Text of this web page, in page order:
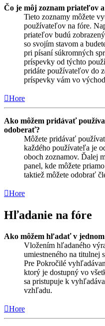
Čo je môj zoznam priateľov
Tieto zoznamy môžete
používateľov na fóre.
priateľov budú
so svojím stavom a
pri písaní súkromných
príspevky od týchto
pridáte používateľov do
príspevky vám vo
Hore
Ako môžem pridávať
odoberať?
Môžete pridávať
každého používateľa je
oboch zoznamov. Ďalej
panel, kde môžete
taktiež môžete odobrať
Hore
Hľadanie na fóre
Ako môžem hľadať v
Vložením hľadaného
umiestneného na titulnej
Pre Pokročilé
ktorý je dostupný vo
sa pristupuje k
vzhľadu.
Hore